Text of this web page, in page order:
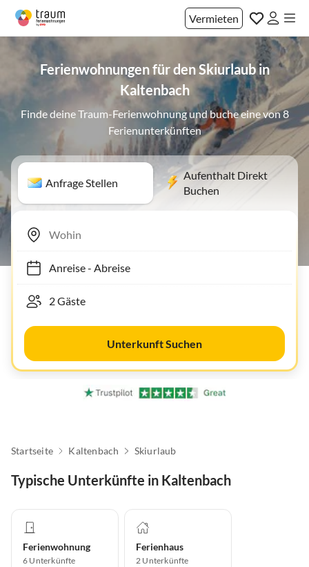
Vermieten
Ferienwohnungen für den Skiurlaub in
Kaltenbach
Finde deine Traum-Ferienwohnung und buche eine von 8
Ferienunterkünften
Anfrage Stellen
Aufenthalt Direkt
Buchen
Anreise- Abreise
Unterkunft Suchen
Startseite Kaltenbach Skiurlaub
Typische Unterkünfte in Kaltenbach
Ferienwohnung
6 Unterkünfte
Ferienhaus
2 Unterkünfte